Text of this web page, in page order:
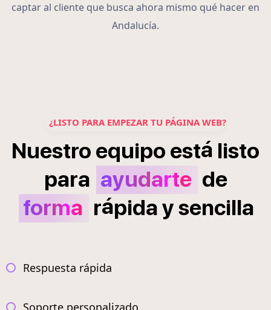
captar al cliente que busca ahora mismo qué hacer en
Andalucía.
¿LISTO PARA EMPEZAR TU PÁGINA WEB?
Nuestro equipo está listo
para ayudarte de
forma rápidaysencilla
Respuesta rápida